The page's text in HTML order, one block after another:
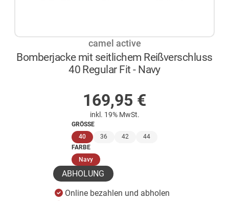
camel active
Bomberjacke mit seitlichem Reißverschluss
40 Regular Fit - Navy
169,95 €
inkl. 19% MwSt.
GRÖSSE
40(ausgewählt)
36 42
44
FARBE
Navy(ausgewählt)
ABHOLUNG
Online bezahlen und abholen